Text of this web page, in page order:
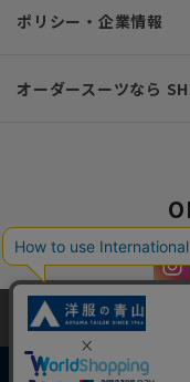
ポリシー・企業情報
オーダースーツなら
当サイトでは、快適な閲
しています。閲覧を続け